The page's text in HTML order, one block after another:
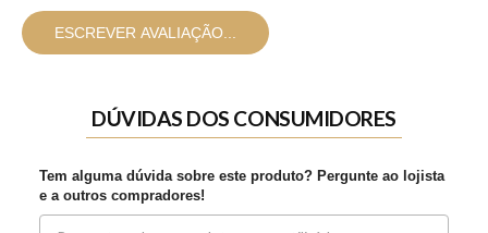
ESCREVER AVALIAÇÃO...
DÚVIDAS DOS CONSUMIDORES
Tem alguma dúvida sobre este produto? Pergunte ao lojista
e a outros compradores!